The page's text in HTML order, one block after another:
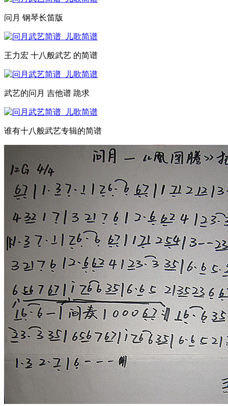
问月 钢琴长笛版
王力宏 十八般武艺 的简谱
武艺的问月 吉他谱 跪求
谁有十八般武艺专辑的简谱